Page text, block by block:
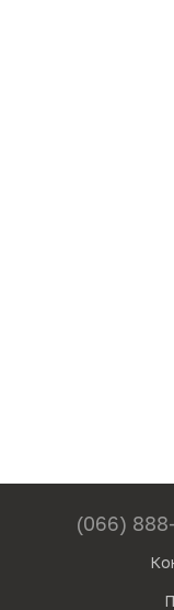
(066)